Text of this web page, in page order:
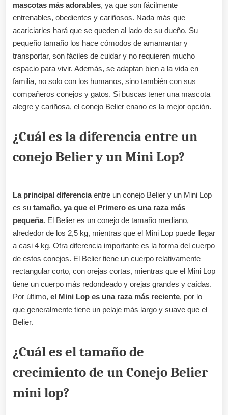
mascotas más adorables, ya que son fácilmente
entrenables, obedientes y cariñosos. Nada más que
acariciarles hará que se queden al lado de su dueño. Su
pequeño tamaño los hace cómodos de amamantar y
transportar, son fáciles de cuidar y no requieren mucho
espacio para vivir. Además, se adaptan bien a la vida en
familia, no solo con los humanos, sino también con sus
compañeros conejos y gatos. Si buscas tener una mascota
alegre y cariñosa, el conejo Belier enano es la mejor opción.
¿Cuál es la diferencia entre un
conejo Belier y un Mini Lop?
La principal diferenciaentre un conejo Belier y un Mini Lop
es su tamaño, ya que el Primero es una raza más
pequeña. El Belier es un conejo de tamaño mediano,
alrededor de los 2,5 kg, mientras que el Mini Lop puede llegar
a casi 4 kg. Otra diferencia importante es la forma del cuerpo
de estos conejos. El Belier tiene un cuerpo relativamente
rectangular corto, con orejas cortas, mientras que el Mini Lop
tiene un cuerpo más redondeado y orejas grandes y caídas.
Por último, el Mini Lop es una raza más reciente, por lo
que generalmente tiene un pelaje más largo y suave que el
Belier.
¿Cuál es el tamaño de
crecimiento de un Conejo Belier
mini lop?